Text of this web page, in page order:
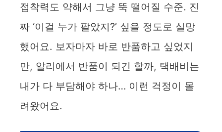
접착력도 약해서 그냥 뚝 떨어질 수준. 진
짜 ‘이걸 누가 팔았지?’ 싶을 정도로 실망
했어요. 보자마자 바로 반품하고 싶었지
만, 알리에서 반품이 되긴 할까, 택배비는
내가 다 부담해야 하나… 이런 걱정이 몰
려왔어요.